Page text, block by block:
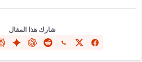
شارك هذا المقال